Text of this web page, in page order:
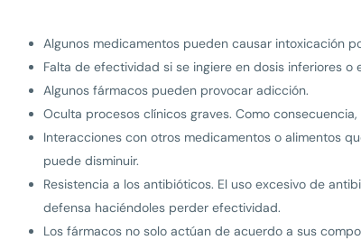
Algunos medicamentos pueden causar intoxicación
Falta de efectividad si se ingiere en dosis inferiores o
Algunos fármacos pueden provocar adicción.
Oculta procesos clínicos graves. Como
Interacciones con otros medicamentos o alimentos
puede disminuir.
Resistencia a los antibióticos. El uso excesivo de
defensa haciéndoles perder efectividad.
Los fármacos no solo actúan de acuerdo a sus